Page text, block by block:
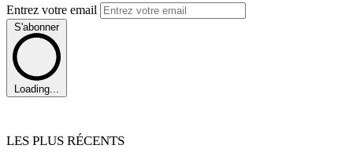
Entrez votre email
S'abonner
Loading...
LES PLUS RÉCENTS